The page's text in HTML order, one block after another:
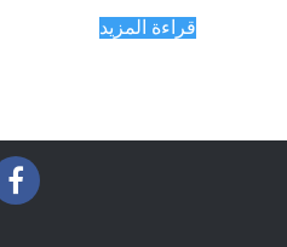
هو:
EGP10,740.00.قراءة المزيد